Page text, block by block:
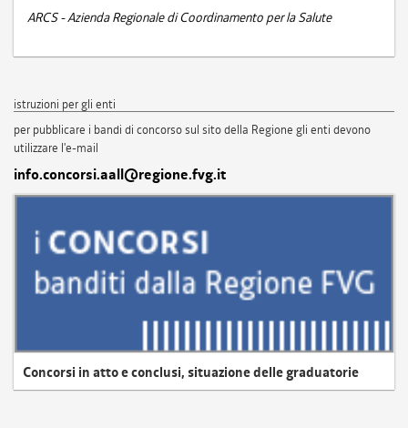
ARCS - Azienda Regionale di Coordinamento per la Salute
istruzioni per gli enti
per pubblicare i bandi di concorso sul sito della Regione gli enti devono
utilizzare l'e-mail
info.concorsi.aall@regione.fvg.it
Concorsi in atto e conclusi, situazione delle graduatorie